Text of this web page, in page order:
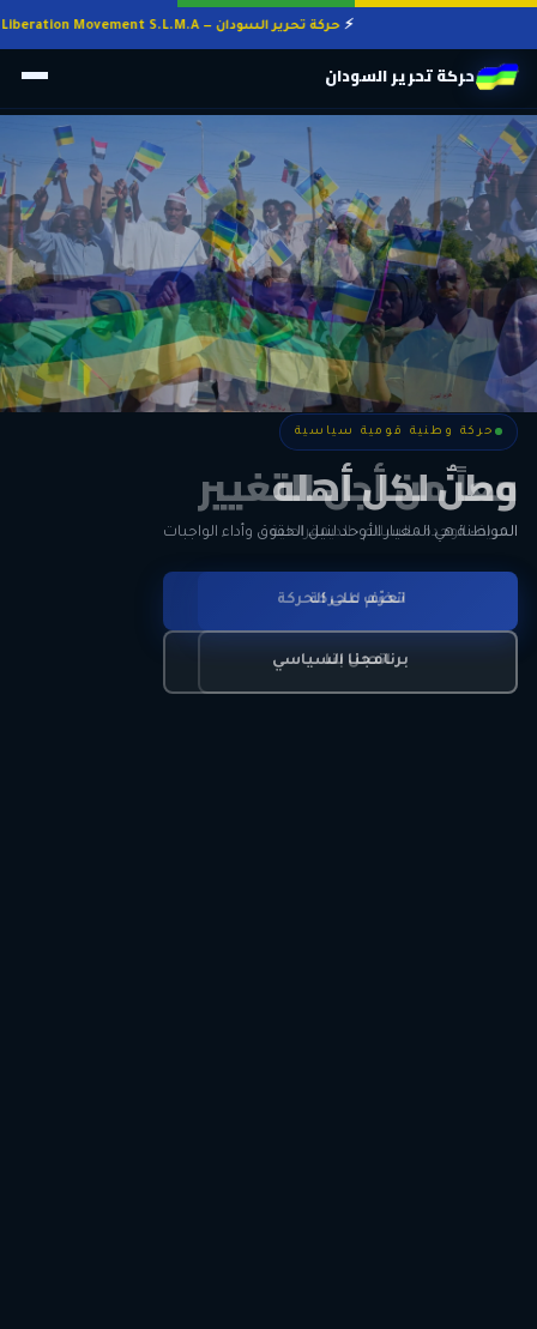
حركة تحرير السودان — Sudan Liberation Movement S.L.M.A
حركة تحرير السودان
حركة وطنية قومية سياسية
وطنٌ لكل أهله
المواطنة هي المعيار الأوحد لنيل الحقوق وأداء الواجبات
تعرّف على الحركة
برنامجنا السياسي
حركة وطنية قومية سياسية
معاً من أجل التغيير
الحرية • الوحدة • السلام • الديمقراطية
انضم للحركة
اتصل بنا